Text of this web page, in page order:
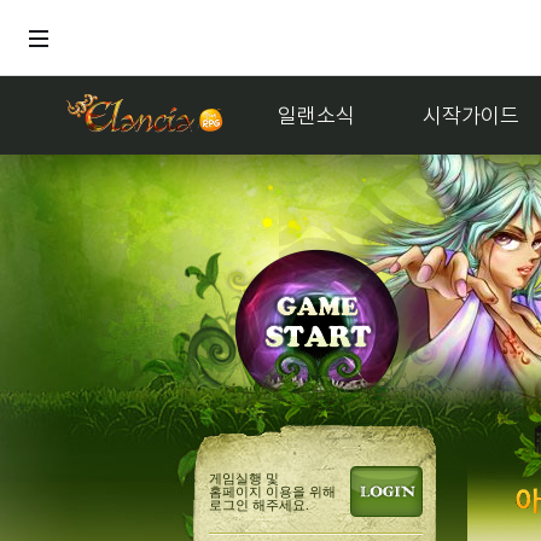
일랜소식 시작가이드
게임실행 및
홈페이지 이용을 위해
로그인 해주세요.